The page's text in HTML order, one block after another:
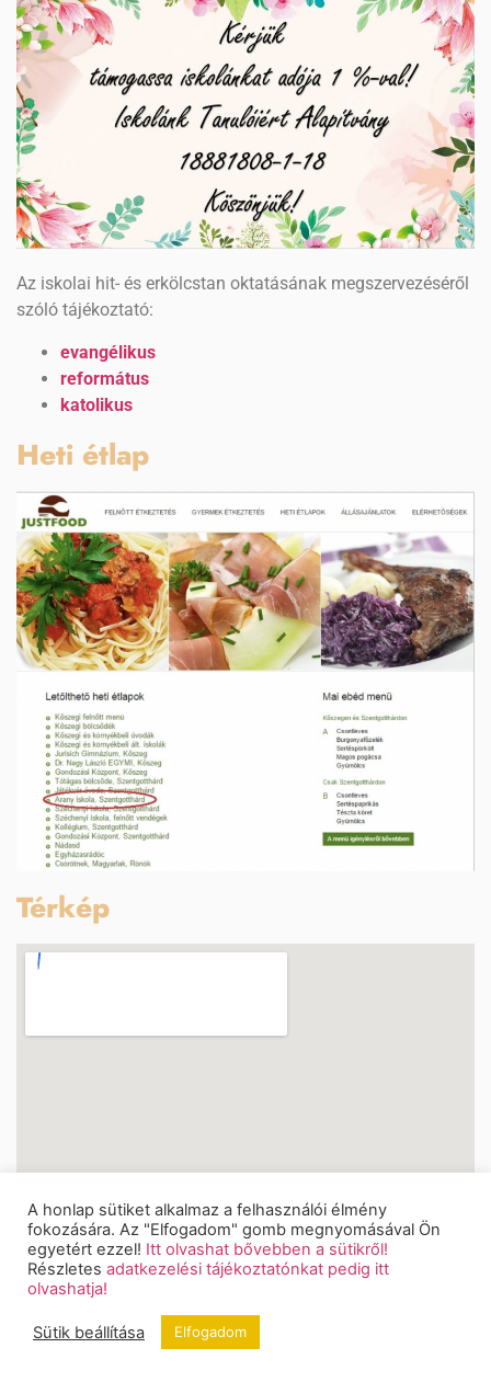
Az iskolai hit- és erkölcstan oktatásának megszervezéséről
szóló tájékoztató:
evangélikus
református
katolikus
Heti étlap
Térkép
A honlap sütiket alkalmaz a felhasználói élmény
fokozására. Az "Elfogadom" gomb megnyomásával Ön
egyetért ezzel! Itt olvashat bővebben a sütikről!
Részletes adatkezelési tájékoztatónkat pedig itt
olvashatja!
Sütik beállítása Elfogadom